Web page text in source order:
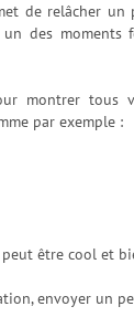
de relâcher un
des
montrer
par exemple :
être cool et
envoyer un